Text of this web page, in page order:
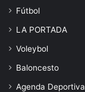
Fútbol
LA PORTADA
Voleybol
Baloncesto
Agenda Deportiva